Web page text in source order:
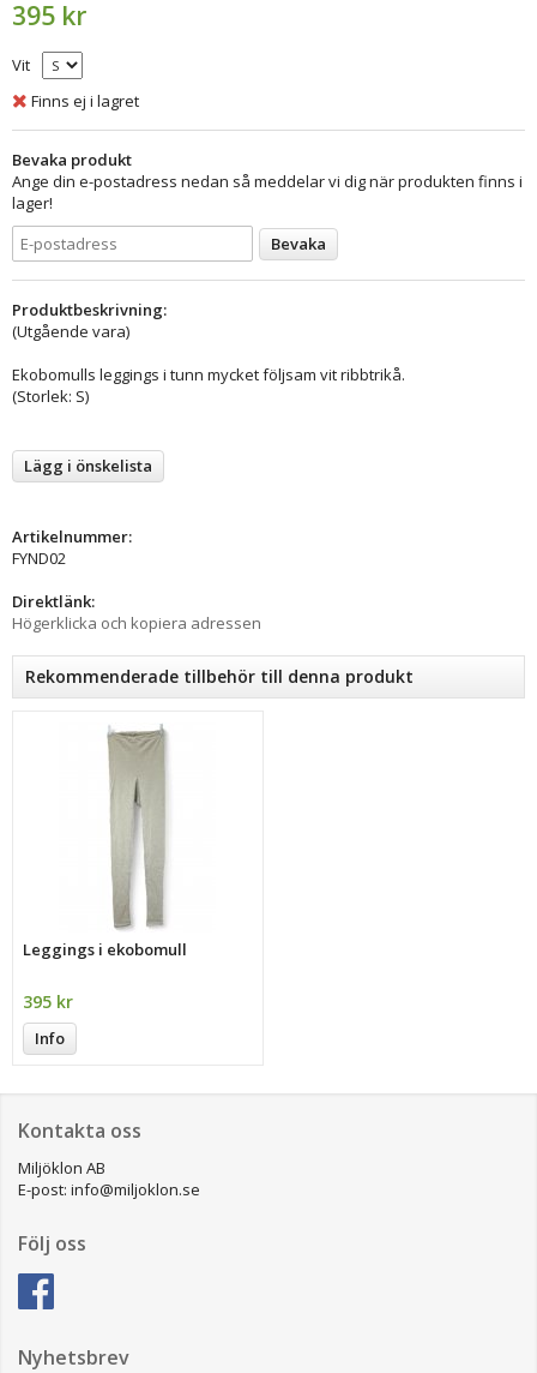
395 kr
Vit
Finns ej i lagret
Bevaka produkt
Ange din e-postadress nedan så meddelar vi dig när produkten finns i
lager!
Bevaka
Produktbeskrivning:
(Utgående vara)
Ekobomulls leggings i tunn mycket följsam vit ribbtrikå.
(Storlek: S)
Lägg i önskelista
Artikelnummer:
FYND02
Direktlänk:
Högerklicka och kopiera adressen
Rekommenderade tillbehör till denna produkt
Leggings i ekobomull
395 kr
Info
Kontakta oss
Miljöklon AB
E-post: info@miljoklon.se
Följ oss
Nyhetsbrev